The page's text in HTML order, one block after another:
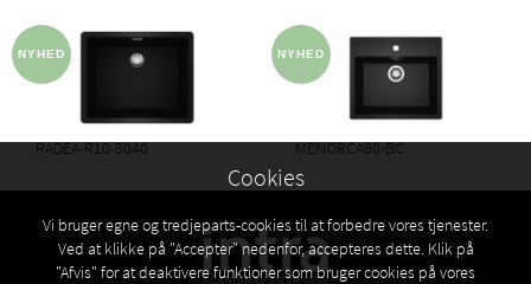
RADEA-R10-5040 MENORCA60-BC
Cookies
Vi bruger egne og tredjeparts-cookies til at forbedre vores tjenester.
Ved at klikke på "Accepter" nedenfor, accepteres dette. Klik på
"Afvis" for at deaktivere funktioner som bruger cookies på vores